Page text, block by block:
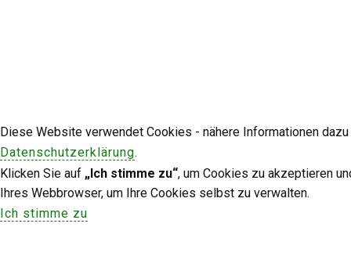
Diese Website verwendet Cookies - nähere Informationen
Datenschutzerklärung.
Klicken Sie auf „Ich stimme zu“, um Cookies zu akzeptieren
Ihres Webbrowser, um Ihre Cookies selbst zu verwalten.
Ich stimme zu